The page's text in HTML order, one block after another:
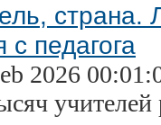
страна.
с педагога
2026